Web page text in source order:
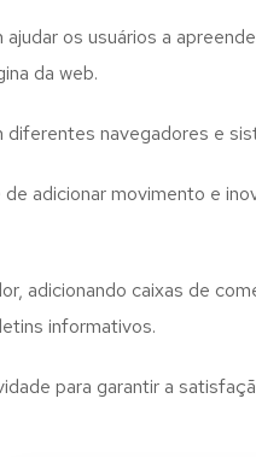
os usuários a
da web.
navegadores e
adicionar movimento e
adicionando caixas de
informativos.
para garantir a